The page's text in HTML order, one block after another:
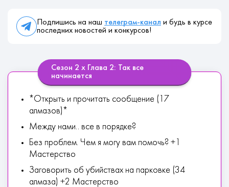
Подпишись на наш телеграм-канал и будь в курсе
последних новостей и конкурсов!
Сезон 2 х Глава 2: Так все
начинается
*Открыть и прочитать сообщение (17
алмазов)*
Между нами.. все в порядке?
Без проблем. Чем я могу вам помочь? +1
Мастерство
Заговорить об убийствах на парковке (34
алмаза) +2 Мастерство